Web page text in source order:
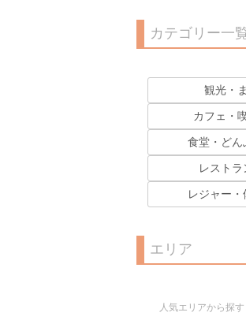
カテゴリー一
観光・
カフェ・
食堂・ど
レスト
レジャー
エリア
人気エリアから探す